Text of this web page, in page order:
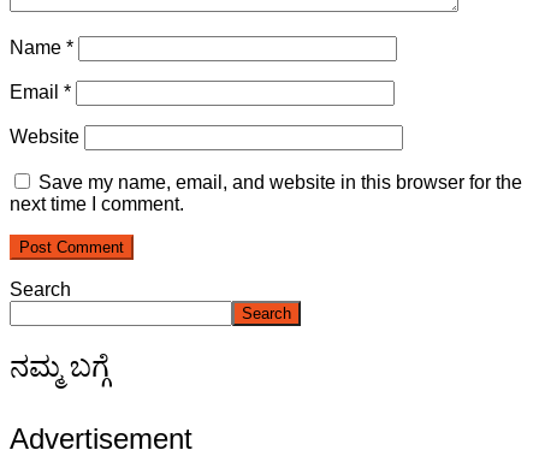
Name *
Email *
Website
Save my name, email, and website in this browser for the
next time I comment.
Search
Search
ನಮ್ಮ ಬಗ್ಗೆ
Advertisement